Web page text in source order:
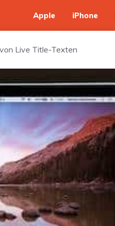
Apple iPhone
Live Title-Texten